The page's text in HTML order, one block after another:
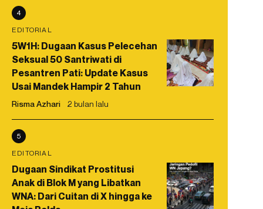
4
EDITORIAL
5W1H: Dugaan Kasus Pelecehan
Seksual 50 Santriwati di
Pesantren Pati: Update Kasus
Usai Mandek Hampir 2 Tahun
Risma Azhari 2 bulan lalu
5
EDITORIAL
Dugaan Sindikat Prostitusi
Anak di Blok M yang Libatkan
WNA: Dari Cuitan di X hingga ke